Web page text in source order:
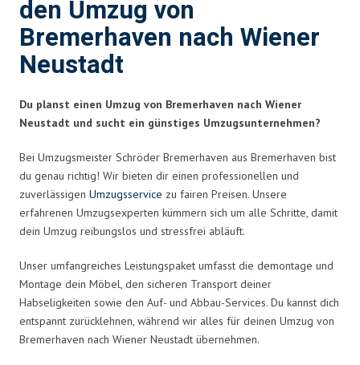
den Umzug von
Bremerhaven nach Wiener
Neustadt
Du planst einen Umzug von Bremerhaven nach Wiener
Neustadt und sucht ein günstiges Umzugsunternehmen?
Bei Umzugsmeister Schröder Bremerhaven aus Bremerhaven bist
du genau richtig! Wir bieten dir einen professionellen und
zuverlässigen Umzugsservice zu fairen Preisen. Unsere
erfahrenen Umzugsexperten kümmern sich um alle Schritte, damit
dein Umzug reibungslos und stressfrei abläuft.
Unser umfangreiches Leistungspaket umfasst die demontage und
Montage dein Möbel, den sicheren Transport deiner
Habseligkeiten sowie den Auf- und Abbau-Services. Du kannst dich
entspannt zurücklehnen, während wir alles für deinen Umzug von
Bremerhaven nach Wiener Neustadt übernehmen.